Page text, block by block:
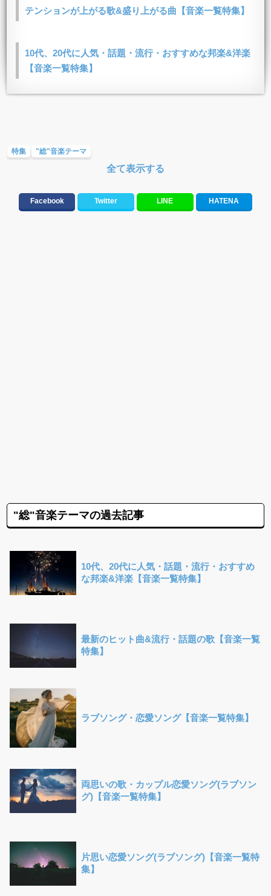
テンションが上がる歌&盛り上がる曲【音楽一覧特集】
10代、20代に人気・話題・流行・おすすめな邦楽&洋楽
【音楽一覧特集】
特集 "総"音楽テーマ
全て表示する
Facebook Twitter LINE HATENA
"総"音楽テーマの過去記事
10代、20代に人気・話題・流行・おすすめ
な邦楽&洋楽【音楽一覧特集】
最新のヒット曲&流行・話題の歌【音楽一覧
特集】
ラブソング・恋愛ソング【音楽一覧特集】
両思いの歌・カップル恋愛ソング(ラブソン
グ)【音楽一覧特集】
片思い恋愛ソング(ラブソング)【音楽一覧特
集】